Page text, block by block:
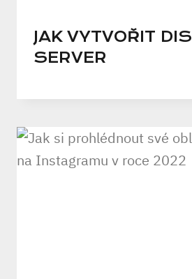
JAK VYTVOŘIT
SERVER